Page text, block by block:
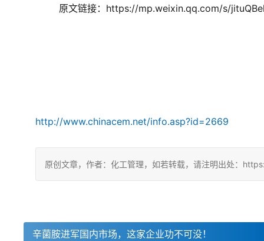
原文链接：https://mp.weixin.qq.com/s/
http://www.chinacem.net/info.asp?id=2669
原创文章，作者：化工管理，如若转载，请注明出处：
辛菌胺进军国内市场，这家企业功不可没！